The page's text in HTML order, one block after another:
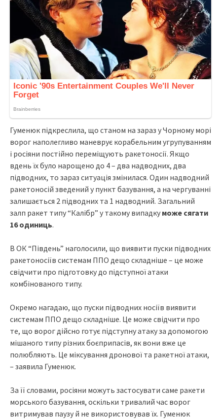
Гуменюк підкреслила, що станом на зараз у Чорному морі
ворог наполегливо маневрує корабельним угрупуванням
і росіяни постійно переміщують ракетоносії. Якщо
вдень їх було нарощено до 4 – два надводних, два
підводних, то зараз ситуація змінилася. Один надводний
ракетоносій зведений у пункт базування, а на чергуванні
залишається 2 підводних та 1 надводний. Загальний
залп ракет типу “Калібр” у такому випадку може сягати
16 одиниць.
В ОК “Південь” наголосили, що виявити пуски підводних
ракетоносіїв системам ППО дещо складніше – це може
свідчити про підготовку до підступної атаки
комбінованого типу.
Окремо нагадаю, що пуски підводних носіїв виявити
системам ППО дещо складніше. Це може свідчити про
те, що ворог дійсно готує підступну атаку за допомогою
мішаного типу різних боєприпасів, як вони вже це
полюбляють. Це міксування дронової та ракетної атаки,
– заявила Гуменюк.
За її словами, росіяни можуть застосувати саме ракети
морського базування, оскільки тривалий час ворог
витримував паузу й не використовував їх. Гуменюк